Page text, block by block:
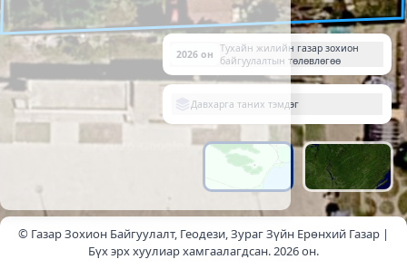
2026 он Тухайн жилийн газар зохион
байгуулалтын төлөвлөгөө
Давхарга таних тэмдэг
© Газар Зохион Байгуулалт, Геодези, Зураг Зүйн Ерөнхий Газар |
Бүх эрх хуулиар хамгаалагдсан. 2026 он.